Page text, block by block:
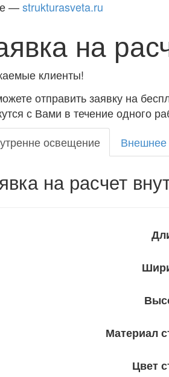
—strukturasveta.ru
на
клиенты!
отправить заявку на
с Вами в течение одного
освещение
на расчет
Материал
Цвет